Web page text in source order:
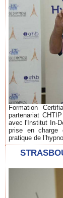
Formation
partenariat
avec l'Institut In-
prise en charge
pratique de